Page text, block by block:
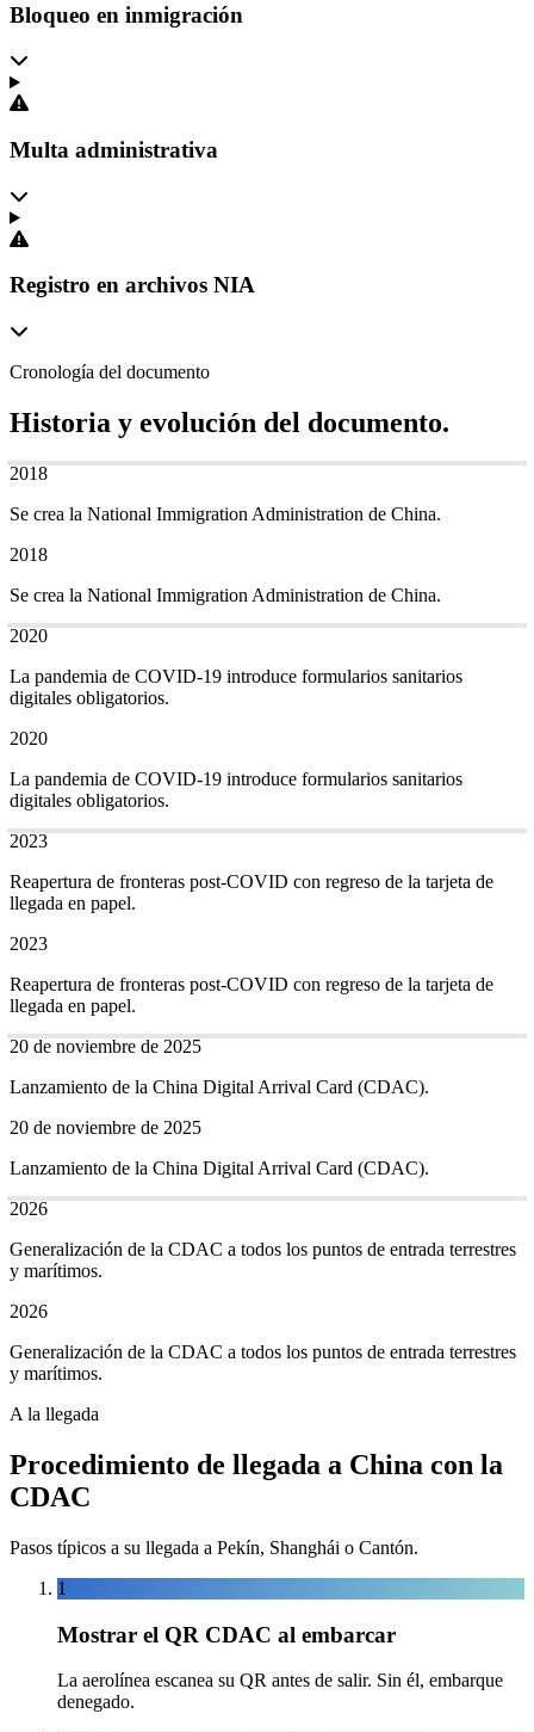
Bloqueo en inmigración
Multa administrativa
Registro en archivos NIA
Cronología del documento
Historia y evolución del documento.
2018
Se crea la National Immigration Administration de China.
2018
Se crea la National Immigration Administration de China.
2020
La pandemia de COVID-19 introduce formularios sanitarios
digitales obligatorios.
2020
La pandemia de COVID-19 introduce formularios sanitarios
digitales obligatorios.
2023
Reapertura de fronteras post-COVID con regreso de la tarjeta de
llegada en papel.
2023
Reapertura de fronteras post-COVID con regreso de la tarjeta de
llegada en papel.
20 de noviembre de 2025
Lanzamiento de la China Digital Arrival Card (CDAC).
20 de noviembre de 2025
Lanzamiento de la China Digital Arrival Card (CDAC).
2026
Generalización de la CDAC a todos los puntos de entrada terrestres
y marítimos.
2026
Generalización de la CDAC a todos los puntos de entrada terrestres
y marítimos.
A la llegada
Procedimiento de llegada a China con la
CDAC
Pasos típicos a su llegada a Pekín, Shanghái o Cantón.
1
Mostrar el QR CDAC al embarcar
La aerolínea escanea su QR antes de salir. Sin él, embarque
denegado.